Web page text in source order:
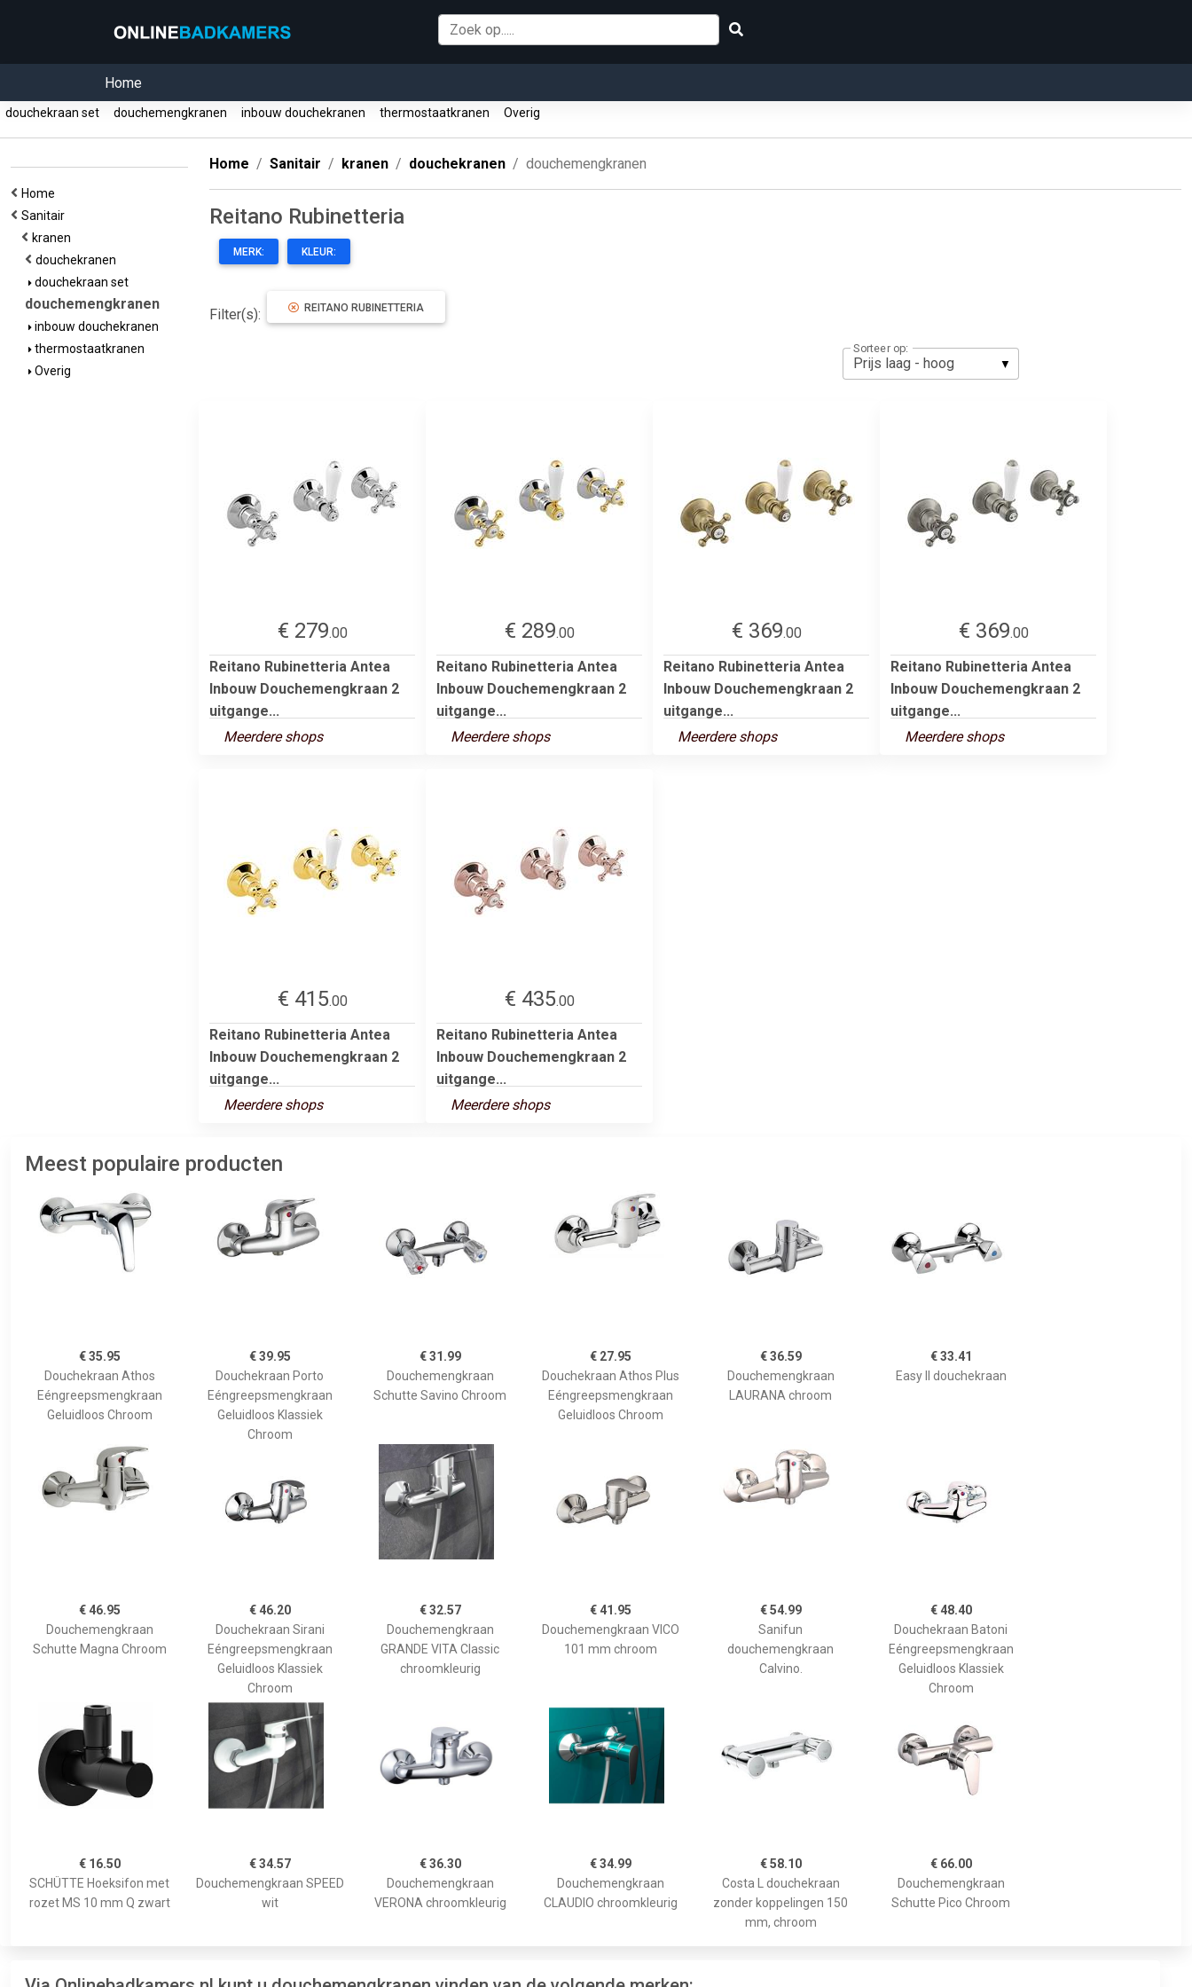
Home
douchekraan set douchemengkranen inbouw douchekranen thermostaatkranen Overig
Home
Sanitair
kranen
douchekranen
douchekraan set
douchemengkranen
inbouw douchekranen
thermostaatkranen
Overig
Home Sanitair kranen douchekranen douchemengkranen
Reitano Rubinetteria
MERK: KLEUR:
Filter(s): REITANO RUBINETTERIA
Sorteer op:
€ 279.00
Reitano Rubinetteria Antea
Inbouw Douchemengkraan 2
uitgange...
Meerdere shops
€ 289.00
Reitano Rubinetteria Antea
Inbouw Douchemengkraan 2
uitgange...
Meerdere shops
€ 369.00
Reitano Rubinetteria Antea
Inbouw Douchemengkraan 2
uitgange...
Meerdere shops
€ 369.00
Reitano Rubinetteria Antea
Inbouw Douchemengkraan 2
uitgange...
Meerdere shops
€ 415.00
Reitano Rubinetteria Antea
Inbouw Douchemengkraan 2
uitgange...
Meerdere shops
€ 435.00
Reitano Rubinetteria Antea
Inbouw Douchemengkraan 2
uitgange...
Meerdere shops
Meest populaire producten
€ 35.95
Douchekraan Athos
Eéngreepsmengkraan
Geluidloos Chroom
€ 39.95
Douchekraan Porto
Eéngreepsmengkraan
Geluidloos Klassiek
Chroom
€ 31.99
Douchemengkraan
Schutte Savino Chroom
€ 27.95
Douchekraan Athos Plus
Eéngreepsmengkraan
Geluidloos Chroom
€ 36.59
Douchemengkraan
LAURANA chroom
€ 33.41
Easy II douchekraan
€ 46.95
Douchemengkraan
Schutte Magna Chroom
€ 46.20
Douchekraan Sirani
Eéngreepsmengkraan
Geluidloos Klassiek
Chroom
€ 32.57
Douchemengkraan
GRANDE VITA Classic
chroomkleurig
€ 41.95
Douchemengkraan VICO
101 mm chroom
€ 54.99
Sanifun
douchemengkraan
Calvino.
€ 48.40
Douchekraan Batoni
Eéngreepsmengkraan
Geluidloos Klassiek
Chroom
€ 16.50
SCHÜTTE Hoeksifon met
rozet MS 10 mm Q zwart
€ 34.57
Douchemengkraan SPEED
wit
€ 36.30
Douchemengkraan
VERONA chroomkleurig
€ 34.99
Douchemengkraan
CLAUDIO chroomkleurig
€ 58.10
Costa L douchekraan
zonder koppelingen 150
mm, chroom
€ 66.00
Douchemengkraan
Schutte Pico Chroom